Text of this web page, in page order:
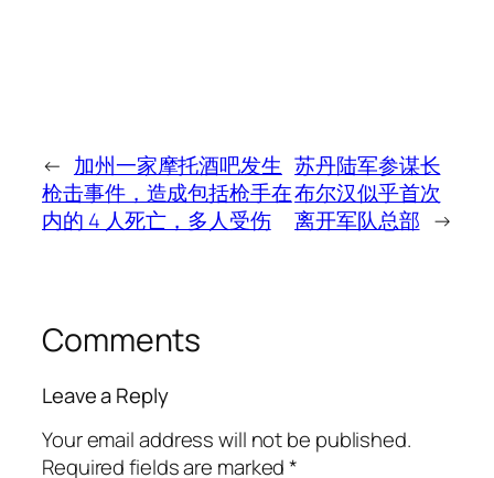
← 加州一家摩托酒吧发生
枪击事件，造成包括枪手在
内的 4 人死亡，多人受伤
苏丹陆军参谋长
布尔汉似乎首次
离开军队总部 →
Comments
Leave a Reply
Your email address will not be published.
Required fields are marked*